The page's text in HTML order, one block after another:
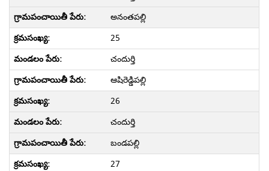
అనంతపల్లి
25
చందుర్తి
ఆషిరెడ్డిపల్లి
26
చందుర్తి
బండపల్లి
27